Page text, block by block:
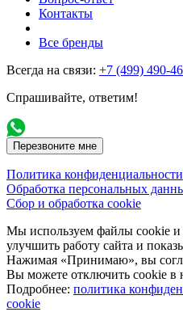
Контакты
Все бренды
Всегда на связи: +7 (499) 490-
Спрашивайте, ответим!
Перезвоните мне
Политика конфиденциальности
Обработка персональных
Сбор и обработка cookie
Мы используем файлы cookie и
улучшить работу сайта и
Нажимая «Принимаю», вы
Вы можете отключить cookie в
Подробнее: политика
cookie